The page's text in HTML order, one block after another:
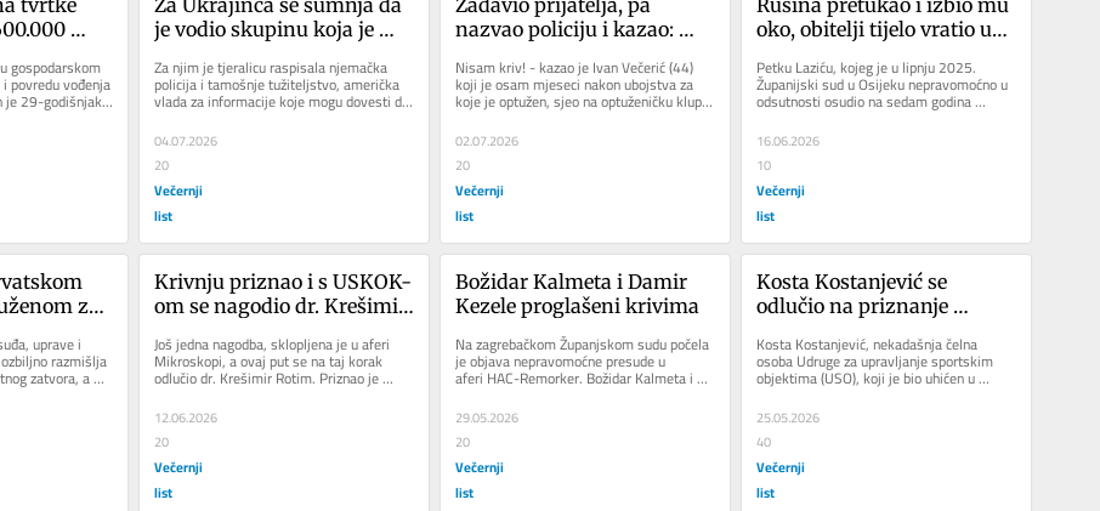
gospodarskom
povredu vođenja
je 29-godišnjak
je vodio skupinu koja je
napravila štetu od više
stotina milijuna eura
Za njim je tjeralicu raspisala njemačka
policija i tamošnje tužiteljstvo, američka
vlada za informacije koje mogu dovesti do
njegova uhićenja...
04.07.2026
20
Večernji
list
nazvao policiju i kazao:
mi je umro, a htio bi i da
me policija otpelja u tri p...
Nisam kriv! - kazao je Ivan Večerić (44)
koji je osam mjeseci nakon ubojstva za
koje je optužen, sjeo na optuženičku klupu
Županijskog suda u...
02.07.2026
20
Večernji
list
oko, obitelji tijelo vratio uz
se ustaško đubre ne
usmrdi!
Petku Laziću, kojeg je u lipnju 2025.
Županijski sud u Osijeku nepravomoćno u
odsutnosti osudio na sedam godina
zatvora zbog ratnog zločina nad...
16.06.2026
10
Večernji
list
za
platiti
uprave i
razmišlja
zatvora, a
Krivnju priznao i s USKOK-
om se nagodio dr. Krešimir
dobro i novčanu kaznu od
100.000 eura
Još jedna nagodba, sklopljena je u aferi
Mikroskopi, a ovaj put se na taj korak
odlučio dr. Krešimir Rotim. Priznao je
12.06.2026
20
Večernji
list
Božidar Kalmeta i Damir
Kezele proglašeni krivima
Na zagrebačkom Županjskom sudu počela
je objava nepravomoćne presude u
aferi HAC-Remorker. Božidar Kalmeta i
29.05.2026
20
Večernji
list
Kosta Kostanjević se
odlučio na priznanje
na 2 godine i 5 mjeseci
zatvora. Oduzima mu se
Kosta Kostanjević, nekadašnja čelna
osoba Udruge za upravljanje sportskim
objektima (USO), koji je bio uhićen u
travnju 2025., a optužen prosincu...
25.05.2026
40
Večernji
list